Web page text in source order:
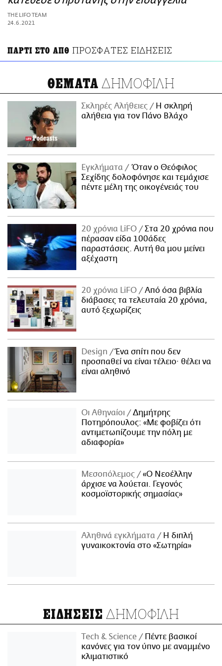
ΑΜΠΑ
PRINT
THE LIFO TEAM
24.6.2021
ΠΑΡΤΙ ΣΤΟ ΑΠΘ ΠΡΟΣΦΑΤΕΣ ΕΙΔΗΣΕΙΣ
ΘΕΜΑΤΑ ΔΗΜΟΦΙΛΗ
Σκληρές Αλήθειες
H σκληρή
αλήθεια για τον Πάνο Βλάχο
Εγκλήματα
Όταν ο Θεόφιλος
Σεχίδης δολοφόνησε και τεμάχισε
πέντε μέλη της οικογένειάς του
20 χρόνια LiFO
Στα 20 χρόνια που
πέρασαν είδα 100άδες
παραστάσεις. Αυτή θα μου μείνει
αξέχαστη
20 χρόνια LiFO
Από όσα βιβλία
διάβασες τα τελευταία 20 χρόνια,
αυτό ξεχωρίζεις
Design
Ένα σπίτι που δεν
προσπαθεί να είναι τέλειο· θέλει να
είναι αληθινό
Οι Αθηναίοι
Δημήτρης
Ποτηρόπουλος: «Με φοβίζει ότι
αντιμετωπίζουμε την πόλη με
αδιαφορία»
Μεσοπόλεμος
«Ο Νεοέλλην
άρχισε να λούεται. Γεγονός
κοσμοϊστορικής σημασίας»
Αληθινά εγκλήματα
Η διπλή
γυναικοκτονία στο «Σωτηρία»
ΕΙΔΗΣΕΙΣ ΔΗΜΟΦΙΛΗ
Τech & Science
Πέντε βασικοί
κανόνες για τον ύπνο με αναμμένο
κλιματιστικό